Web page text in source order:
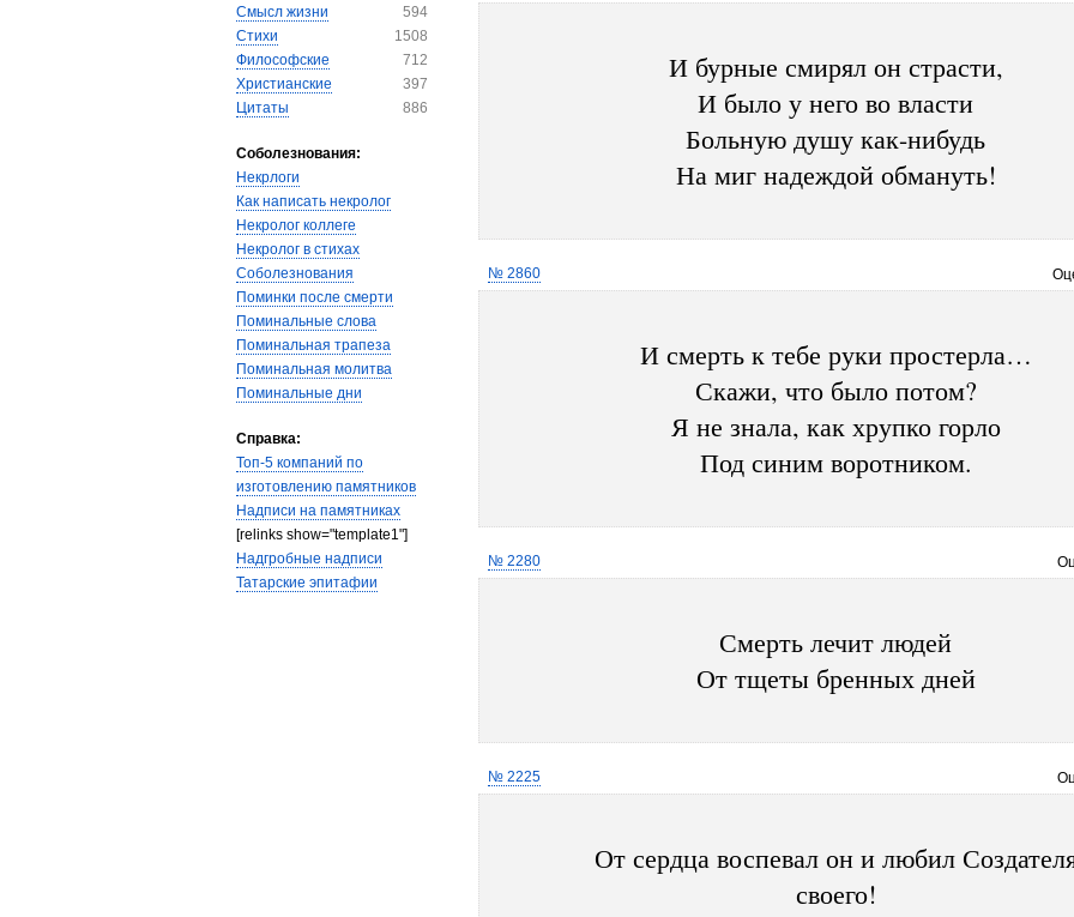
Смысл жизни
594
Стихи
1508
Философские
712
Христианские
397
Цитаты
886
Соболезнования:
Некрлоги
Как написать некролог
Некролог коллеге
Некролог в стихах
Соболезнования
Поминки после смерти
Поминальные слова
Поминальная трапеза
Поминальная молитва
Поминальные дни
Справка:
Топ-5 компаний по
изготовлению памятников
Надписи на памятниках
[relinks show="template1"]
Надгробные надписи
Татарские эпитафии
И бурные смирял он страсти,
И было у него во власти
Больную душу как-нибудь
На миг надеждой обмануть!
№ 2860
И смерть к тебе руки простерла…
Скажи, что было потом?
Я не знала, как хрупко горло
Под синим воротником.
№ 2280
Смерть лечит людей
От тщеты бренных дней
№ 2225
От сердца воспевал он и любил
своего!